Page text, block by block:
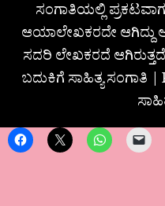
ಸಂಗಾತಿಯಲ್ಲಿ
ಆಯಾಲೇಖಕರದೇ
ಸದರಿ ಲೇಖಕರದೆ
ಬದುಕಿಗೆ ಸಾಹಿತ್ಯ ಸಂಗಾತಿ